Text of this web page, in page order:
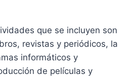
que se incluyen son
revistas y periódicos, la
informáticos y
de películas y